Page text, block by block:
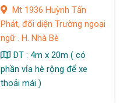
Mt 1936 Huỳnh Tấn
Phát, đối diện Trường ngoại
ngữ . H. Nhà Bè
DT : 4m x 20m ( có
phần vỉa hè rộng để xe
thoải mái )